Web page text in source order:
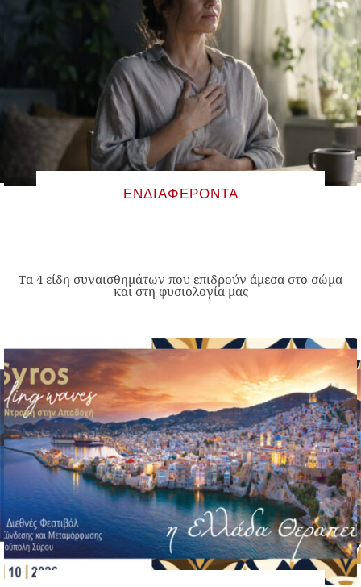
ΕΝΔΙΑΦΈΡΟΝΤΑ
Τα 4 είδη συναισθημάτων που επιδρούν άμεσα στο σώμα
και στη φυσιολογία μας